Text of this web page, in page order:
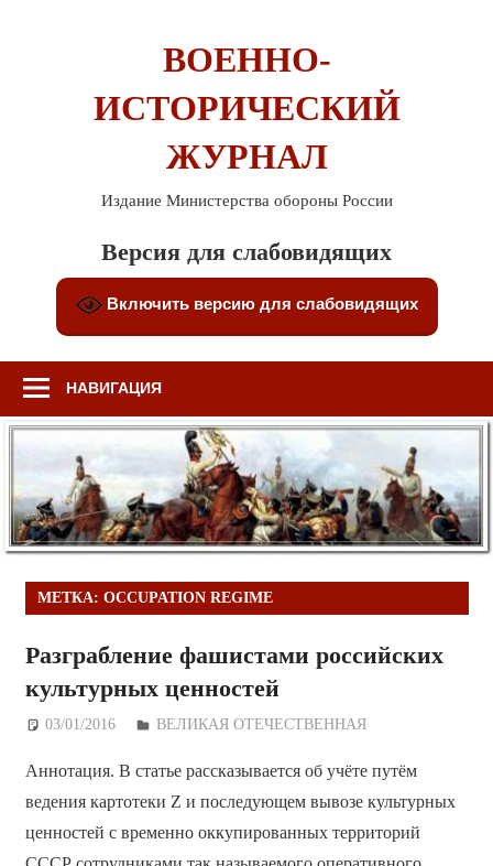
ВОЕННО-
ИСТОРИЧЕСКИЙ
ЖУРНАЛ
Издание Министерства обороны России
Версия для слабовидящих
Включить версию для слабовидящих
НАВИГАЦИЯ
МЕТКА: OCCUPATION REGIME
Разграбление фашистами российских
культурных ценностей
03/01/2016 Дежурный по Редакции
ВЕЛИКАЯ ОТЕЧЕСТВЕННАЯ
Аннотация. В статье рассказывается об учёте путём
ведения картотеки Z и последующем вывозе культурных
ценностей с временно оккупированных территорий